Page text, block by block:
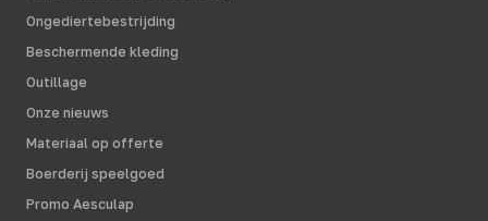
Ongediertebestrijding
Beschermende kleding
Outillage
Onze nieuws
Materiaal op offerte
Boerderij speelgoed
Promo Aesculap